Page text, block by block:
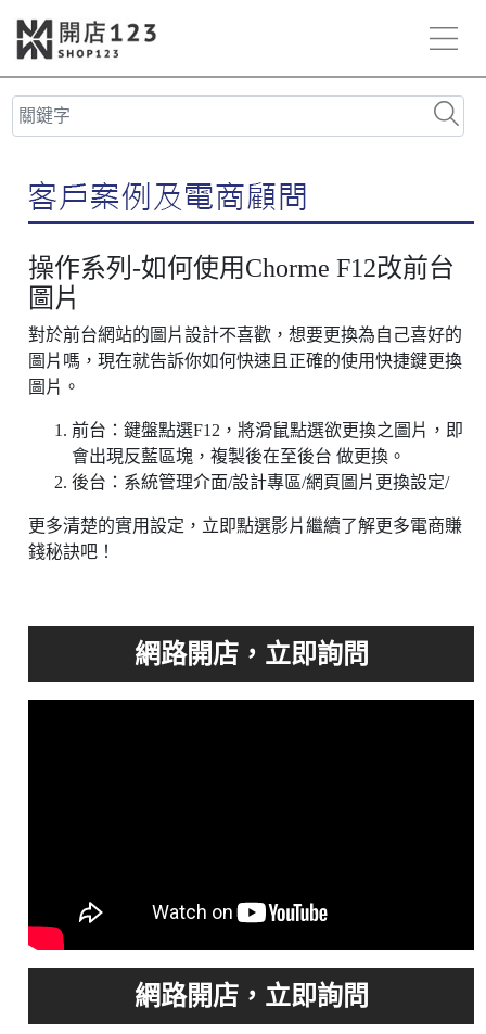
操作系列-如何使用Chorme F12改前台
圖片
對於前台網站的圖片設計不喜歡，想要更換為自己喜好的
圖片嗎，現在就告訴你如何快速且正確的使用快捷鍵更換
圖片。
前台：鍵盤點選F12，將滑鼠點選欲更換之圖片，即
會出現反藍區塊，複製後在至後台 做更換。
後台：系統管理介面/設計專區/網頁圖片更換設定/
更多清楚的實用設定，立即點選影片繼續了解更多電商賺
錢秘訣吧！